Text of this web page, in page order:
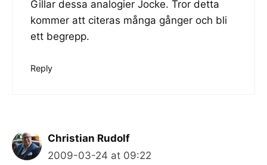
Gillar dessa analogier Jocke. Tror detta
kommer att citeras många gånger och bli
ett begrepp.
Reply
Christian Rudolf
2009-03-24 at 09:22